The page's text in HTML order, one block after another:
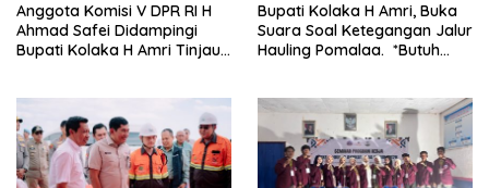
Anggota Komisi V DPR RI H
Ahmad Safei Didampingi
Bupati Kolaka H Amri Tinjau
Wundulako
Bupati Kolaka H Amri, Buka
Suara Soal Ketegangan Jalur
Hauling Pomalaa. *Butuh
Premanisme Industrial